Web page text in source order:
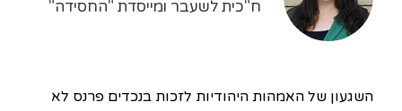
ח"כית לשעבר ומייסדת "החסידה"
השגעון של האמהות היהודיות לזכות בנכדים פרנס לא